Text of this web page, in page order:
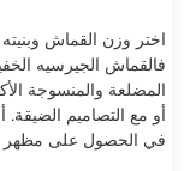
اختر وزن القماش
فالقماش الجيرسيه
المضلعة والمنسوجة
أو مع التصاميم
في الحصول على مظهر